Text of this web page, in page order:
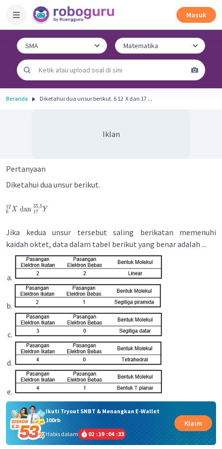
Masuk
Beranda Diketahui dua unsur berikut. 6 12 ​ X dan 17 ...
Iklan
Pertanyaan
Diketahui dua unsur berikut.
6
12X dan 17
35,5Y
Jika kedua unsur tersebut saling berikatan memenuhi
kaidah oktet, data dalam tabel berikut yang benar adalah ...
Ikuti Tryout SNBT & Menangkan E-Wallet
100rb
Habis dalam
02 :19 :04 :33
Klaim